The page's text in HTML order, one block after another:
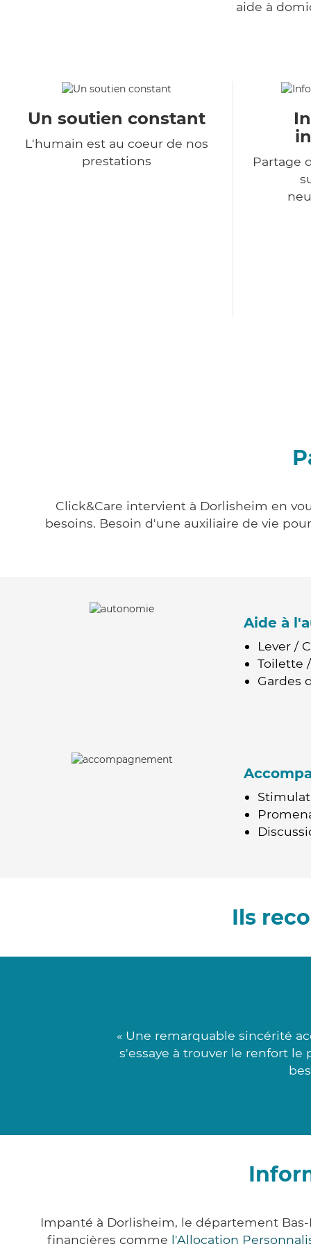
aide à
Un soutien constant
L'humain est au coeur de nos
prestations
Partage
Click&Care intervient à Dorlisheim en
besoins. Besoin d'une auxiliaire de vie
Aide à
Lever /
Toilette
Gardes
Ils
« Une remarquable sincérité
s'essaye à trouver le renfort le
Impanté à Dorlisheim, le département
financières comme l'Allocation